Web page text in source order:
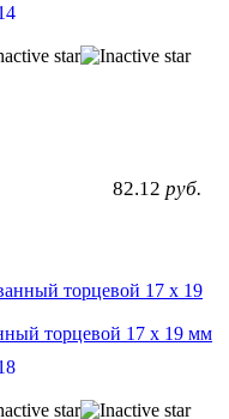
82.12 руб.
торцевой 17 х 19 мм